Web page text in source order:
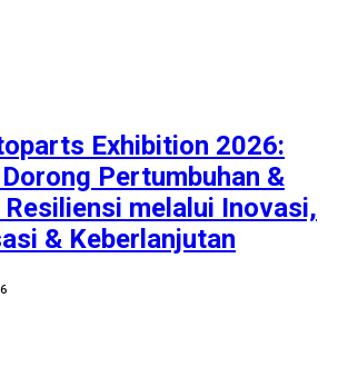
Exhibition 2026:
Pertumbuhan &
melalui Inovasi,
& Keberlanjutan